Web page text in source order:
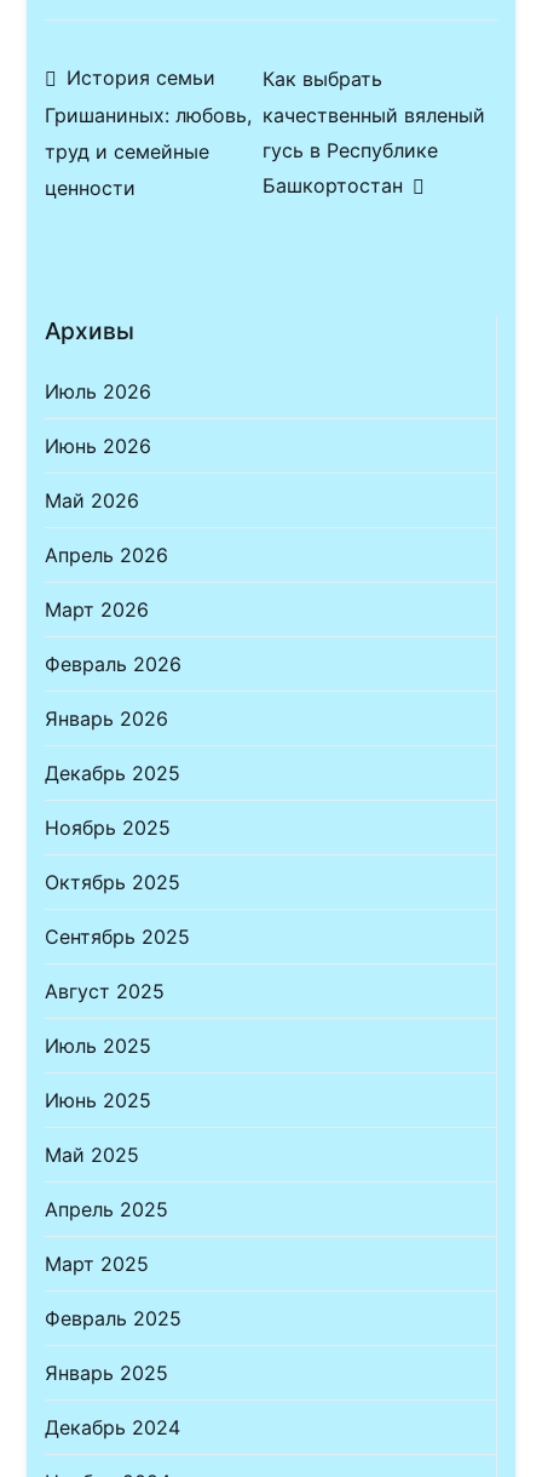
Навигация
по
записям
История семьи
Гришаниных: любовь,
труд и семейные
ценности
Как выбрать
качественный вяленый
гусь в Республике
Башкортостан
Архивы
Июль 2026
Июнь 2026
Май 2026
Апрель 2026
Март 2026
Февраль 2026
Январь 2026
Декабрь 2025
Ноябрь 2025
Октябрь 2025
Сентябрь 2025
Август 2025
Июль 2025
Июнь 2025
Май 2025
Апрель 2025
Март 2025
Февраль 2025
Январь 2025
Декабрь 2024